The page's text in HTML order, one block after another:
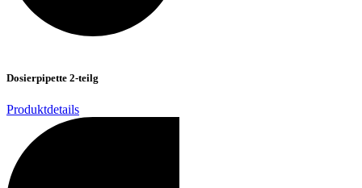
Dosierpipette 2-teilg
Produktdetails